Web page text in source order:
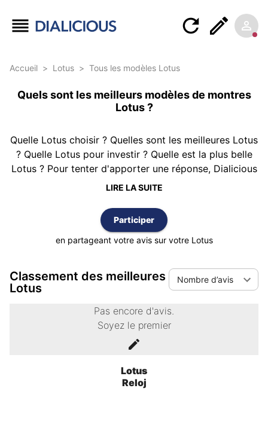
Accueil > Lotus > Tous les modèles Lotus
Quels sont les meilleurs modèles de montres
Lotus ?
Quelle Lotus choisir ? Quelles sont les meilleures Lotus
? Quelle Lotus pour investir ? Quelle est la plus belle
Lotus ? Pour tenter d'apporter une réponse, Dialicious
vous propose ce classement des montres Lotus
possédant au moins une Lotus. Le classement est
réalisé selon la meilleure note moyenne et vous
pouvez également trier cette liste par nombre d’avis
LIRE LA SUITE
Participer
en partageant votre avis sur votre Lotus
Classement des meilleures
Lotus
Nombre d’avis
Pas encore d'avis.
Soyez le premier
Lotus
Reloj